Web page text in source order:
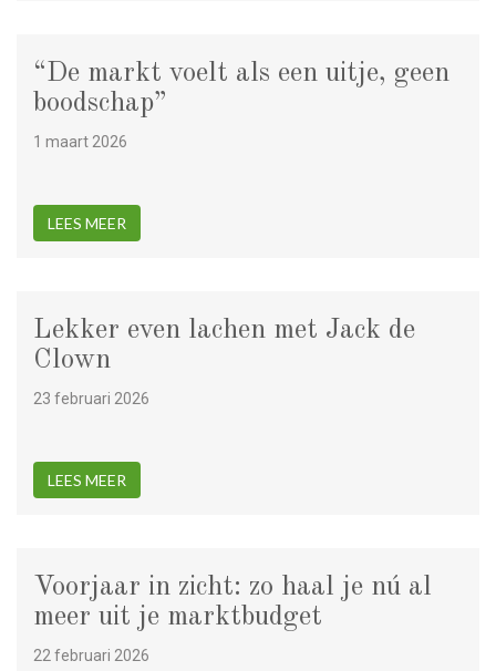
“De markt voelt als een uitje, geen
boodschap”
1 maart 2026
LEES MEER
Lekker even lachen met Jack de
Clown
23 februari 2026
LEES MEER
Voorjaar in zicht: zo haal je nú al
meer uit je marktbudget
22 februari 2026